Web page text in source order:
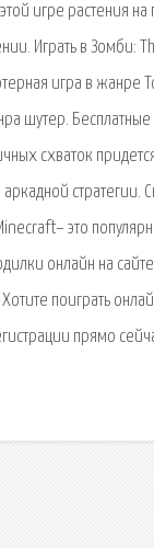
игре растения на
Играть в Зомби:
игра в жанре
шутер. Бесплатные
схваток
стратегии.
это
онлайн на
поиграть
прямо